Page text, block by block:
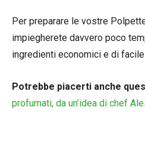
Per preparare le vostre
impiegherete davvero poco
ingredienti economici e di
Potrebbe piacerti anche
profumati, da un’idea di chef